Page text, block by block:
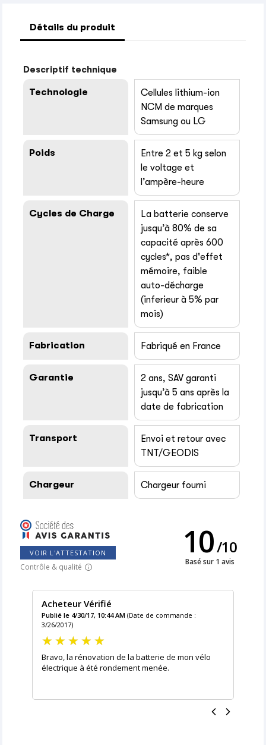
Détails du produit
Descriptif technique
Technologie
Cellules lithium-ion
NCM de marques
Samsung ou LG
Poids
Entre 2 et 5 kg selon
le voltage et
l’ampère-heure
Cycles de Charge
La batterie conserve
jusqu’à 80% de sa
capacité après 600
cycles*, pas d'effet
mémoire, faible
auto-décharge
(inferieur à 5% par
mois)
Fabrication Fabriqué en France
Garantie
2 ans, SAV garanti
jusqu’à 5 ans après la
date de fabrication
Transport
Envoi et retour avec
TNT/GEODIS
Chargeur Chargeur fourni
VOIR L'ATTESTATION
Contrôle & qualité
10/10
Basé sur 1 avis
Acheteur Vérifié
Publié le 4/30/17, 10:44 AM (Date de commande :
3/26/2017)
Bravo, la rénovation de la batterie de mon vélo
électrique à été rondement menée.